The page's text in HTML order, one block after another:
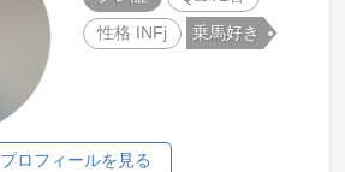
性格 INFj 乗馬好き
プロフィールを見る